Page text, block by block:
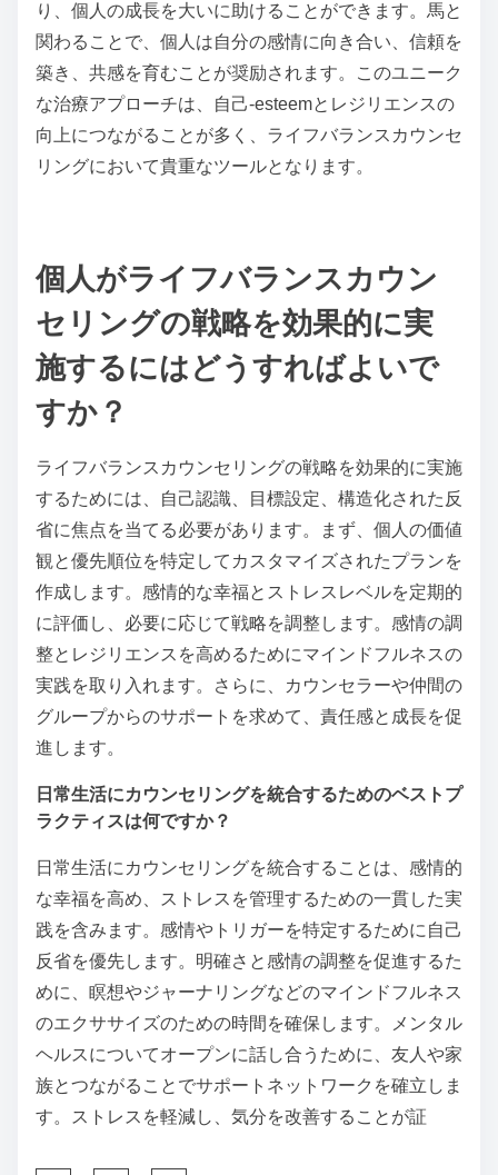
り、個人の成長を大いに助けることができます。馬と
関わることで、個人は自分の感情に向き合い、信頼を
築き、共感を育むことが奨励されます。このユニーク
な治療アプローチは、自己-esteemとレジリエンスの
向上につながることが多く、ライフバランスカウンセ
リングにおいて貴重なツールとなります。
個人がライフバランスカウン
セリングの戦略を効果的に実
施するにはどうすればよいで
すか？
ライフバランスカウンセリングの戦略を効果的に実施
するためには、自己認識、目標設定、構造化された反
省に焦点を当てる必要があります。まず、個人の価値
観と優先順位を特定してカスタマイズされたプランを
作成します。感情的な幸福とストレスレベルを定期的
に評価し、必要に応じて戦略を調整します。感情の調
整とレジリエンスを高めるためにマインドフルネスの
実践を取り入れます。さらに、カウンセラーや仲間の
グループからのサポートを求めて、責任感と成長を促
進します。
日常生活にカウンセリングを統合するためのベストプ
ラクティスは何ですか？
日常生活にカウンセリングを統合することは、感情的
な幸福を高め、ストレスを管理するための一貫した実
践を含みます。感情やトリガーを特定するために自己
反省を優先します。明確さと感情の調整を促進するた
めに、瞑想やジャーナリングなどのマインドフルネス
のエクササイズのための時間を確保します。メンタル
ヘルスについてオープンに話し合うために、友人や家
族とつながることでサポートネットワークを確立しま
す。ストレスを軽減し、気分を改善することが証